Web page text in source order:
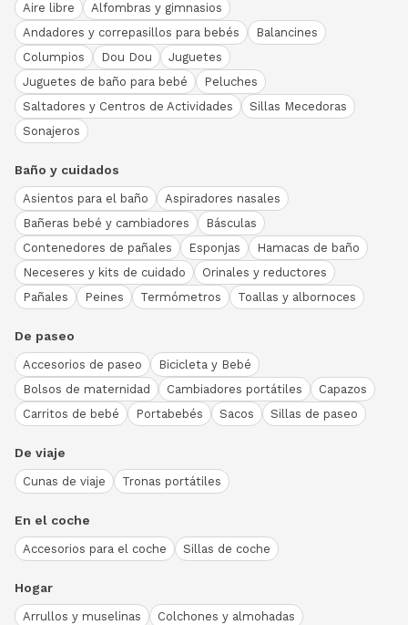
Aire libre
Alfombras y gimnasios
Andadores y correpasillos para bebés
Balancines
Columpios
Dou Dou
Juguetes
Juguetes de baño para bebé
Peluches
Saltadores y Centros de Actividades
Sillas Mecedoras
Sonajeros
Baño y cuidados
Asientos para el baño
Aspiradores nasales
Bañeras bebé y cambiadores
Básculas
Contenedores de pañales
Esponjas
Hamacas de baño
Neceseres y kits de cuidado
Orinales y reductores
Pañales
Peines Termómetros Toallas y albornoces
De paseo
Accesorios de paseo
Bicicleta y Bebé
Bolsos de maternidad
Cambiadores portátiles
Capazos
Carritos de bebé
Portabebés Sacos Sillas de paseo
De viaje
Cunas de viaje Tronas portátiles
En el coche
Accesorios para el coche Sillas de coche
Hogar
Arrullos y muselinas
Colchones y almohadas